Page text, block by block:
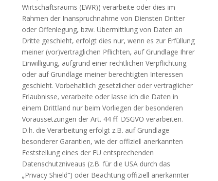
Wirtschaftsraums (EWR)) verarbeite oder dies im
Rahmen der Inanspruchnahme von Diensten Dritter
oder Offenlegung, bzw. Übermittlung von Daten an
Dritte geschieht, erfolgt dies nur, wenn es zur Erfüllung
meiner (vor)vertraglichen Pflichten, auf Grundlage Ihrer
Einwilligung, aufgrund einer rechtlichen Verpflichtung
oder auf Grundlage meiner berechtigten Interessen
geschieht. Vorbehaltlich gesetzlicher oder vertraglicher
Erlaubnisse, verarbeite oder lasse ich die Daten in
einem Drittland nur beim Vorliegen der besonderen
Voraussetzungen der Art. 44 ff. DSGVO verarbeiten.
D.h. die Verarbeitung erfolgt z.B. auf Grundlage
besonderer Garantien, wie der offiziell anerkannten
Feststellung eines der EU entsprechenden
Datenschutzniveaus (z.B. für die USA durch das
„Privacy Shield“) oder Beachtung offiziell anerkannter